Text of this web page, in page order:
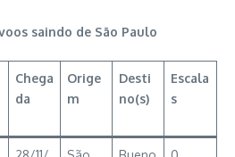
saindo de São Paulo
Chega
da
Orige
m
Desti
no(s)
Escala
s